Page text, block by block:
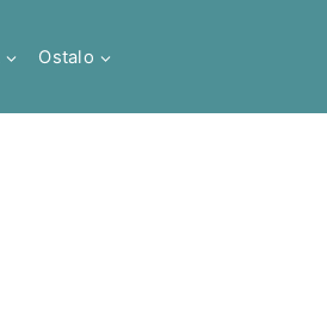
Ostalo